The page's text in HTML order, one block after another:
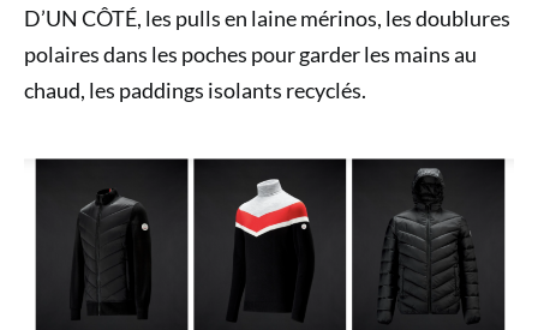
D’UN CÔTÉ, les pulls en laine mérinos, les doublures
polaires dans les poches pour garder les mains au
chaud, les paddings isolants recyclés.